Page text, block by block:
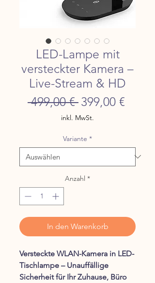
LED-Lampe mit
versteckter Kamera –
Live-Stream & HD
499,00 € Standardpreis
399,00 €
inkl. MwSt.
Variante *
Anzahl *
In den Warenkorb
Versteckte WLAN-Kamera in LED-
Tischlampe – Unauffällige
Sicherheit für Ihr Zuhause, Büro